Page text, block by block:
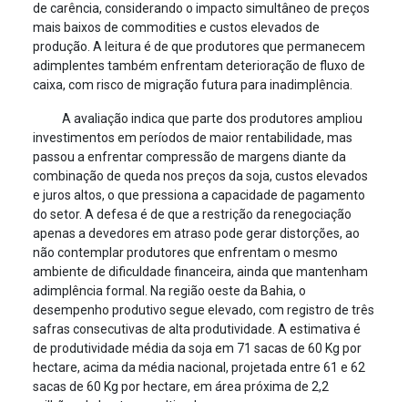
de carência, considerando o impacto simultâneo de preços
mais baixos de commodities e custos elevados de
produção. A leitura é de que produtores que permanecem
adimplentes também enfrentam deterioração de fluxo de
caixa, com risco de migração futura para inadimplência.
A avaliação indica que parte dos produtores ampliou
investimentos em períodos de maior rentabilidade, mas
passou a enfrentar compressão de margens diante da
combinação de queda nos preços da soja, custos elevados
e juros altos, o que pressiona a capacidade de pagamento
do setor. A defesa é de que a restrição da renegociação
apenas a devedores em atraso pode gerar distorções, ao
não contemplar produtores que enfrentam o mesmo
ambiente de dificuldade financeira, ainda que mantenham
adimplência formal. Na região oeste da Bahia, o
desempenho produtivo segue elevado, com registro de três
safras consecutivas de alta produtividade. A estimativa é
de produtividade média da soja em 71 sacas de 60 Kg por
hectare, acima da média nacional, projetada entre 61 e 62
sacas de 60 Kg por hectare, em área próxima de 2,2